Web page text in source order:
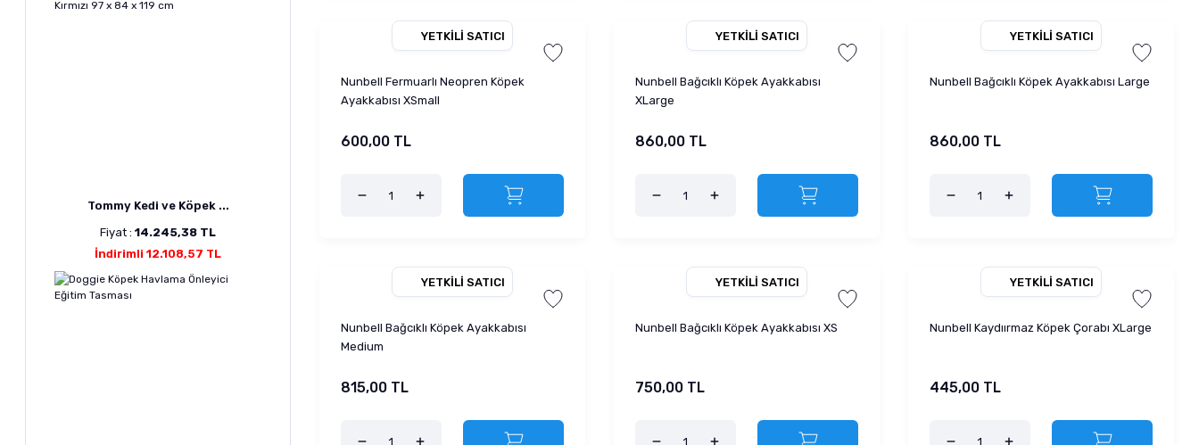
Tommy Kedi ve Köpek ...
Fiyat : 14.245,38 TL
İndirimli 12.108,57 TL
YETKILI SATICI
Nunbell Fermuarlı Neopren Köpek
Ayakkabısı XSmall
600,00 TL
YETKILI SATICI
Nunbell Bağcıklı Köpek Ayakkabısı
XLarge
860,00 TL
YETKILI SATICI
Nunbell Bağcıklı Köpek Ayakkabısı Large
860,00 TL
YETKILI SATICI
Nunbell Bağcıklı Köpek Ayakkabısı
Medium
815,00 TL
YETKILI SATICI
Nunbell Bağcıklı Köpek Ayakkabısı XS
750,00 TL
YETKILI SATICI
Nunbell Kaydıırmaz Köpek Çorabı XLarge
445,00 TL